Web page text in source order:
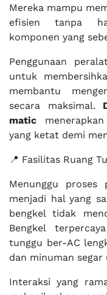
Mereka mampu
efisien tanpa
komponen yang
Penggunaan
untuk
membantu
secara maksimal.
matic
yang ketat demi
📍 Fasilitas Ruang
Menunggu proses
menjadi hal yang
bengkel tidak
Bengkel
tunggu ber-AC
dan minuman segar
Interaksi yang